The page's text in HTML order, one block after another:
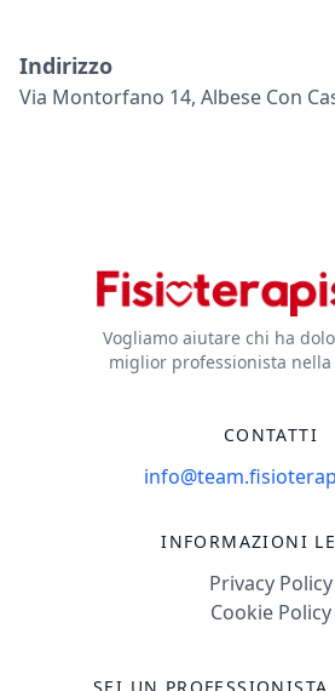
Indirizzo
Via Montorfano 14, Albese Con
Vogliamo aiutare chi ha
miglior professionista
CONTATTI
INFORMAZIONI
Privacy Policy
Cookie Policy